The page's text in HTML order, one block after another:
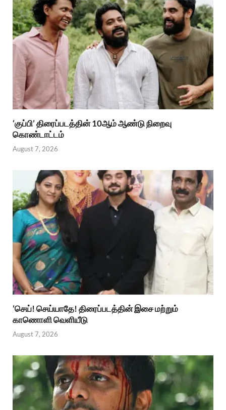
‘குப்பி’ திரைப்படத்தின் 10ஆம் ஆண்டு நிறைவு
கொண்டாட்டம்
August 7, 2026
‘செய்! செய்யாதே! திரைப்படத்தின் இசை மற்றும்
காணொளி வெளியீடு
August 7, 2026